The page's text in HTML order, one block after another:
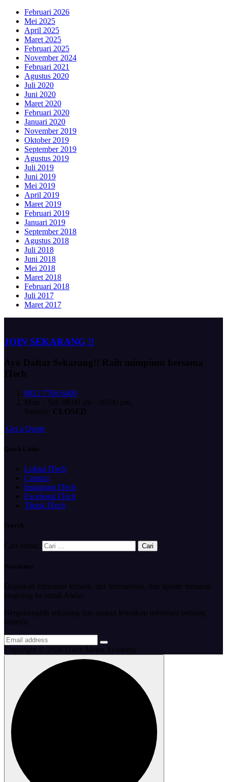
Februari 2026
Mei 2025
April 2025
Maret 2025
Februari 2025
November 2024
Februari 2021
Agustus 2020
Juli 2020
Juni 2020
Maret 2020
Februari 2020
Januari 2020
November 2019
Oktober 2019
September 2019
Agustus 2019
Juli 2019
Juni 2019
Mei 2019
April 2019
Maret 2019
Februari 2019
Januari 2019
September 2018
Agustus 2018
Juli 2018
Juni 2018
Mei 2018
Maret 2018
Februari 2018
Juli 2017
Maret 2017
JOIN SEKARANG !!
Ayo Daftar Sekarang!! Raih mimpimu bersama
ITech
0821 7706 6400
Mon – Sat: 08:00 am – 05:00 pm,
Sunday: CLOSED
Get a Quote
Quick Links
Lokasi ITech
Contact
Instagram ITech
Facebook ITech
Tiktok ITech
Search
Cari untuk:
Newsletter
Dapatkan informasi terbaru, tips bermanfaat, dan update menarik
langsung ke email Anda!
Bergabunglah sekarang dan jangan lewatkan informasi penting
lainnya.
Copyright © 2026 ITech Metro Academy